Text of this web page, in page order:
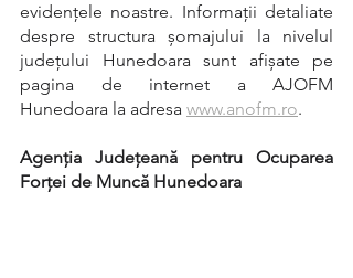
evidenţele noastre. Informaţii detaliate
despre structura şomajului la nivelul
judeţului Hunedoara sunt afişate pe
pagina de internet a AJOFM
Hunedoara la adresa www.anofm.ro.
Agenția Județeană pentru Ocuparea
Forței de Muncă Hunedoara